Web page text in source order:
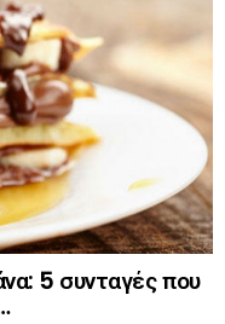
5 συνταγές που